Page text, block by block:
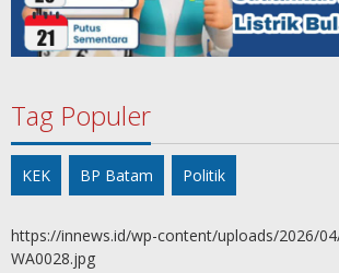
Tag Populer
KEK BP Batam Politik
https://innews.id/wp-content/uploads/2026/
WA0028.jpg